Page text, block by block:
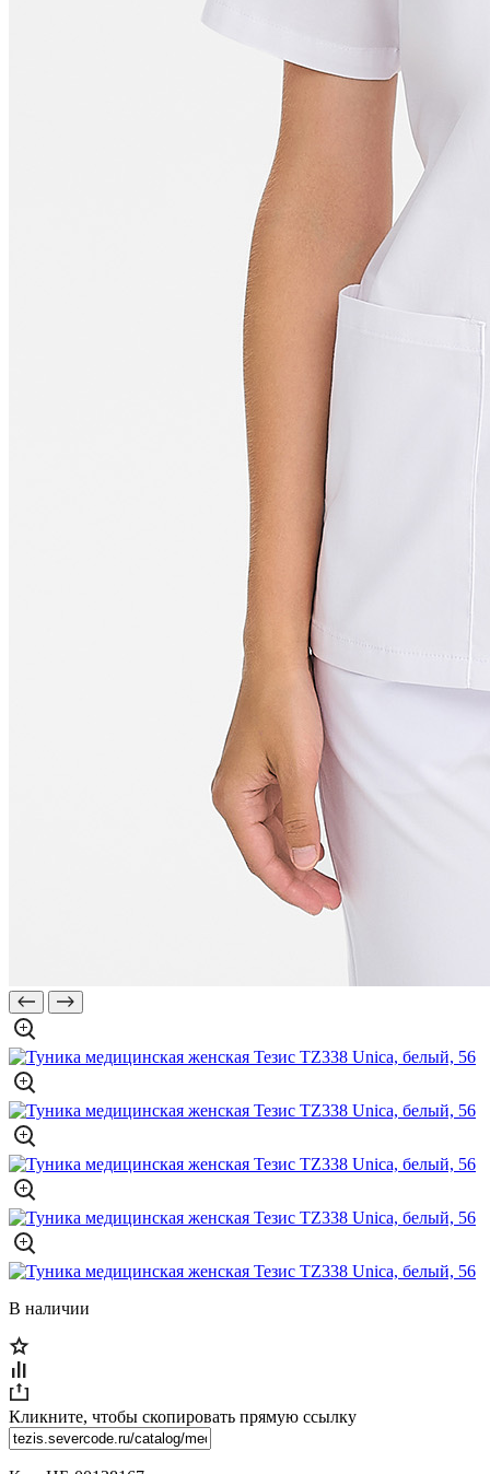
В наличии
Кликните, чтобы скопировать прямую ссылку